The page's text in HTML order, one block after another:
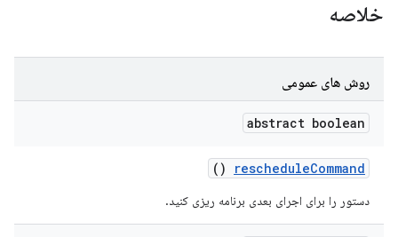
خلاصه
روش های عمومی
abstract boolean
rescheduleCommand
()
دستور را برای اجرای بعدی برنامه ریزی کنید.